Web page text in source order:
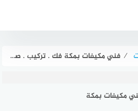
⁄ فني مكيفات بمكة فك . تركيب . صيانة بخصم 51% هوم سيرفر
مكيفات بمكة